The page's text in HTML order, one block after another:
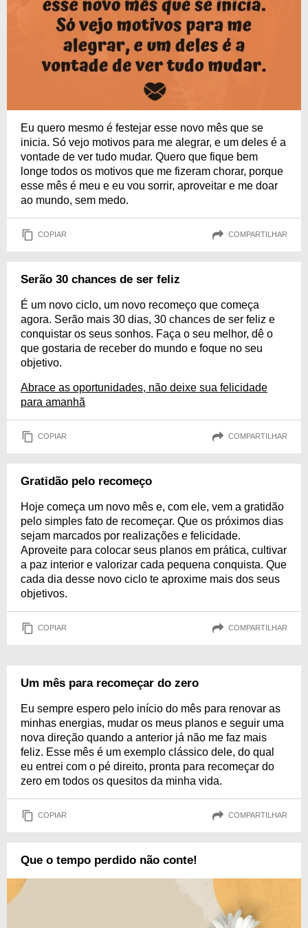
Eu quero mesmo é festejar esse novo mês que se
inicia. Só vejo motivos para me alegrar, e um deles é a
vontade de ver tudo mudar. Quero que fique bem
longe todos os motivos que me fizeram chorar, porque
esse mês é meu e eu vou sorrir, aproveitar e me doar
ao mundo, sem medo.
COPIAR COMPARTILHAR
Serão 30 chances de ser feliz
É um novo ciclo, um novo recomeço que começa
agora. Serão mais 30 dias, 30 chances de ser feliz e
conquistar os seus sonhos. Faça o seu melhor, dê o
que gostaria de receber do mundo e foque no seu
objetivo.
Abrace as oportunidades, não deixe sua felicidade
para amanhã
COPIAR COMPARTILHAR
Gratidão pelo recomeço
Hoje começa um novo mês e, com ele, vem a gratidão
pelo simples fato de recomeçar. Que os próximos dias
sejam marcados por realizações e felicidade.
Aproveite para colocar seus planos em prática, cultivar
a paz interior e valorizar cada pequena conquista. Que
cada dia desse novo ciclo te aproxime mais dos seus
objetivos.
COPIAR COMPARTILHAR
Um mês para recomeçar do zero
Eu sempre espero pelo início do mês para renovar as
minhas energias, mudar os meus planos e seguir uma
nova direção quando a anterior já não me faz mais
feliz. Esse mês é um exemplo clássico dele, do qual
eu entrei com o pé direito, pronta para recomeçar do
zero em todos os quesitos da minha vida.
COPIAR COMPARTILHAR
Que o tempo perdido não conte!